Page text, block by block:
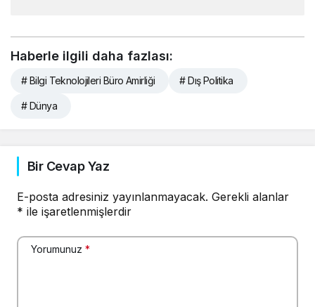
Haberle ilgili daha fazlası:
# Bilgi Teknolojileri Büro Amirliği # Dış Politika
# Dünya
Bir Cevap Yaz
E-posta adresiniz yayınlanmayacak. Gerekli alanlar
* ile işaretlenmişlerdir
Yorumunuz *